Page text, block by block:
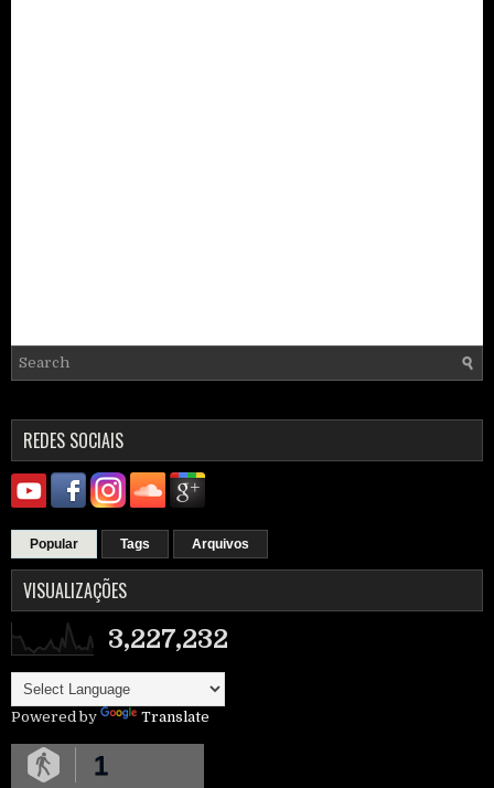
REDES SOCIAIS
Popular Tags Arquivos
VISUALIZAÇÕES
3,227,232
Powered by Translate
1